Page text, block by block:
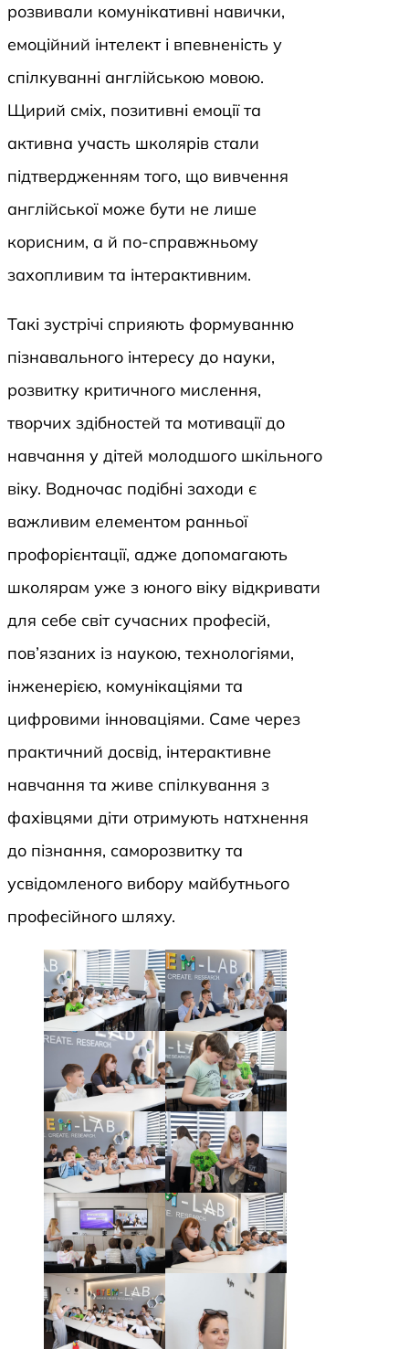
розвивали комунікативні навички,
емоційний інтелект і впевненість у
спілкуванні англійською мовою.
Щирий сміх, позитивні емоції та
активна участь школярів стали
підтвердженням того, що вивчення
англійської може бути не лише
корисним, а й по-справжньому
захопливим та інтерактивним.
Такі зустрічі сприяють формуванню
пізнавального інтересу до науки,
розвитку критичного мислення,
творчих здібностей та мотивації до
навчання у дітей молодшого шкільного
віку. Водночас подібні заходи є
важливим елементом ранньої
профорієнтації, адже допомагають
школярам уже з юного віку відкривати
для себе світ сучасних професій,
пов’язаних із наукою, технологіями,
інженерією, комунікаціями та
цифровими інноваціями. Саме через
практичний досвід, інтерактивне
навчання та живе спілкування з
фахівцями діти отримують натхнення
до пізнання, саморозвитку та
усвідомленого вибору майбутнього
професійного шляху.